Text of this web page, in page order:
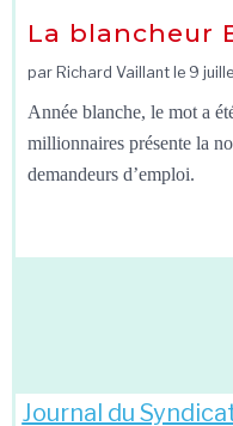
La blancheur
par Richard Vaillant le 9
Année blanche, le mot a
millionnaires présente la
demandeurs d’emploi.
Journal du